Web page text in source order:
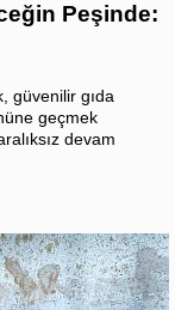
Peşinde:
güvenilir gıda
geçmek
devam